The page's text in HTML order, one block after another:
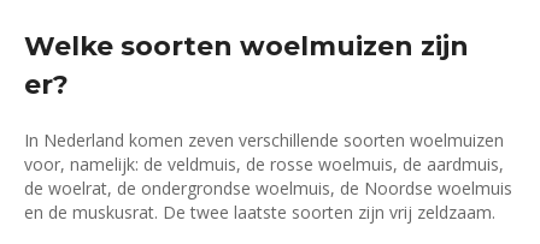
Welke soorten woelmuizen zijn
er?
In Nederland komen zeven verschillende soorten woelmuizen
voor, namelijk: de veldmuis, de rosse woelmuis, de aardmuis,
de woelrat, de ondergrondse woelmuis, de Noordse woelmuis
en de muskusrat. De twee laatste soorten zijn vrij zeldzaam.